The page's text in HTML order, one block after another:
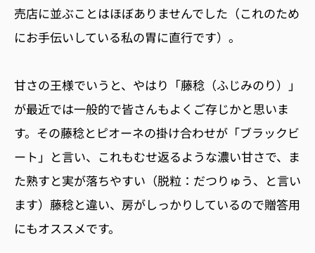
売店に並ぶことはほぼありませんでした（これのため
にお手伝いしている私の胃に直行です）。
甘さの王様でいうと、やはり「藤稔（ふじみのり）」
が最近では一般的で皆さんもよくご存じかと思いま
す。その藤稔とピオーネの掛け合わせが「ブラックビ
ート」と言い、これもむせ返るような濃い甘さで、ま
た熟すと実が落ちやすい（脱粒：だつりゅう、と言い
ます）藤稔と違い、房がしっかりしているので贈答用
にもオススメです。